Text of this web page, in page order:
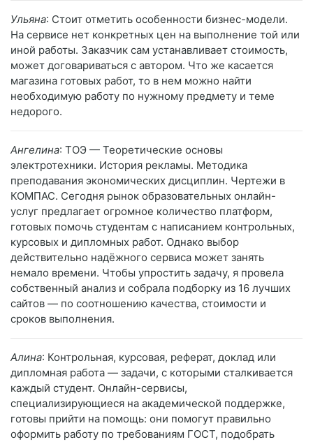
Ульяна: Стоит отметить особенности бизнес-модели.
На сервисе нет конкретных цен на выполнение той или
иной работы. Заказчик сам устанавливает стоимость,
может договариваться с автором. Что же касается
магазина готовых работ, то в нем можно найти
необходимую работу по нужному предмету и теме
недорого.
Ангелина: ТОЭ — Теоретические основы
электротехники. История рекламы. Методика
преподавания экономических дисциплин. Чертежи в
КОМПАС. Сегодня рынок образовательных онлайн-
услуг предлагает огромное количество платформ,
готовых помочь студентам с написанием контрольных,
курсовых и дипломных работ. Однако выбор
действительно надёжного сервиса может занять
немало времени. Чтобы упростить задачу, я провела
собственный анализ и собрала подборку из 16 лучших
сайтов — по соотношению качества, стоимости и
сроков выполнения.
Алина: Контрольная, курсовая, реферат, доклад или
дипломная работа — задачи, с которыми сталкивается
каждый студент. Онлайн-сервисы,
специализирующиеся на академической поддержке,
готовы прийти на помощь: они помогут правильно
оформить работу по требованиям ГОСТ, подобрать